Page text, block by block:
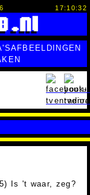
17:10:33
AFBEELDINGEN
Is 't waar, zeg?